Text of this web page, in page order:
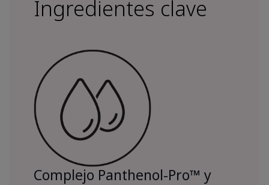
Ingredientes clave
Complejo Panthenol-Pro™ y